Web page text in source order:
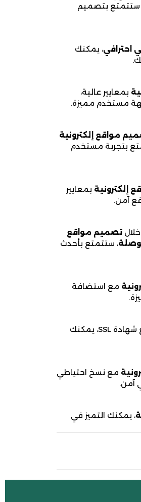
ستتمتع بتصميم
احترافي، يمكنك
بمعايير عالية،
مستخدم مميزة.
مواقع إلكترونية
بتجربة مستخدم
إلكترونية بمعايير
آمن.
تصميم مواقع
، ستتمتع بأحدث
مع استضافة
مع شهادة SSL، يمكنك
مع نسخ احتياطي
آمن.
، يمكنك التميز في